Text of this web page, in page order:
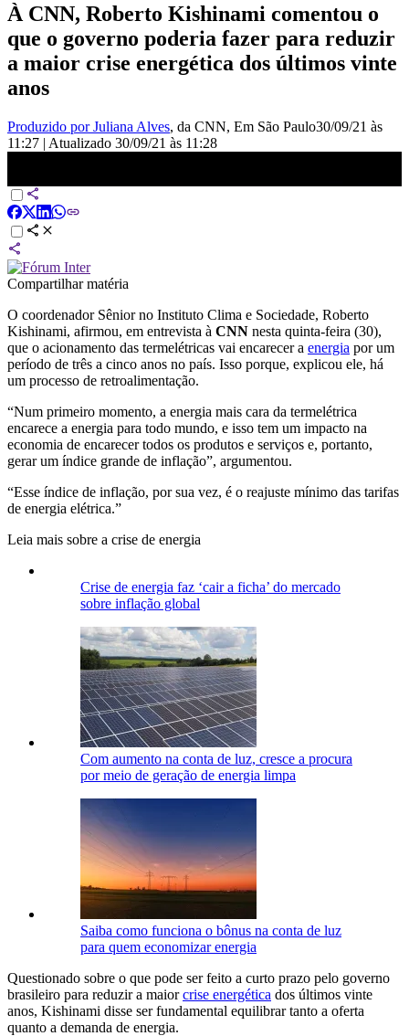
À CNN, Roberto Kishinami comentou o
que o governo poderia fazer para reduzir
a maior crise energética dos últimos vinte
anos
Produzido por Juliana Alves, da CNN, Em São Paulo30/09/21 às
11:27 | Atualizado 30/09/21 às 11:28
Compartilhar matéria
O coordenador Sênior no Instituto Clima e Sociedade, Roberto
Kishinami, afirmou, em entrevista à CNN nesta quinta-feira (30),
que o acionamento das termelétricas vai encarecer a energia por um
período de três a cinco anos no país. Isso porque, explicou ele, há
um processo de retroalimentação.
“Num primeiro momento, a energia mais cara da termelétrica
encarece a energia para todo mundo, e isso tem um impacto na
economia de encarecer todos os produtos e serviços e, portanto,
gerar um índice grande de inflação”, argumentou.
“Esse índice de inflação, por sua vez, é o reajuste mínimo das tarifas
de energia elétrica.”
Leia mais sobre a crise de energia
Crise de energia faz ‘cair a ficha’ do mercado
sobre inflação global
Com aumento na conta de luz, cresce a procura
por meio de geração de energia limpa
Saiba como funciona o bônus na conta de luz
para quem economizar energia
Questionado sobre o que pode ser feito a curto prazo pelo governo
brasileiro para reduzir a maiorcrise energética dos últimos vinte
anos, Kishinami disse ser fundamental equilibrar tanto a oferta
quanto a demanda de energia.